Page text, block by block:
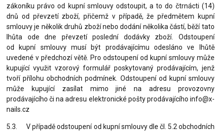
zákoníku právo od kupní smlouvy odstoupit, a to do čtrnácti (14)
dnů od převzetí zboží, přičemž v případě, že předmětem kupní
smlouvy je několik druhů zboží nebo dodání několika částí, běží tato
lhůta ode dne převzetí poslední dodávky zboží. Odstoupení
od kupní smlouvy musí být prodávajícímu odesláno ve lhůtě
uvedené v předchozí větě. Pro odstoupení od kupní smlouvy může
kupující využit vzorový formulář poskytovaný prodávajícím, jenž
tvoří přílohu obchodních podmínek. Odstoupení od kupní smlouvy
může kupující zasílat mimo jiné na adresu provozovny
prodávajícího či na adresu elektronické pošty prodávajícího info@x-
nails.cz
5.3. V případě odstoupení od kupní smlouvy dle čl. 5.2 obchodních